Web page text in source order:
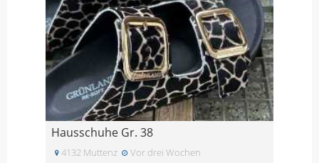
Hausschuhe Gr. 38
4132 Muttenz Vor drei Wochen